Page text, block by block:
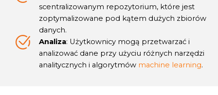
scentralizowanym repozytorium, które jest
zoptymalizowane pod kątem dużych zbiorów
danych.
Analiza: Użytkownicy mogą przetwarzać i
analizować dane przy użyciu różnych narzędzi
analitycznych i algorytmów machine learning.